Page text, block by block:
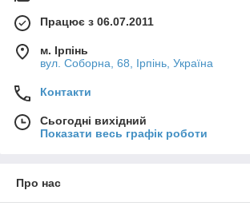
Працює з 06.07.2011
м. Ірпінь
вул. Соборна, 68, Ірпінь, Україна
Контакти
Сьогодні вихідний
Показати весь графік роботи
Про нас